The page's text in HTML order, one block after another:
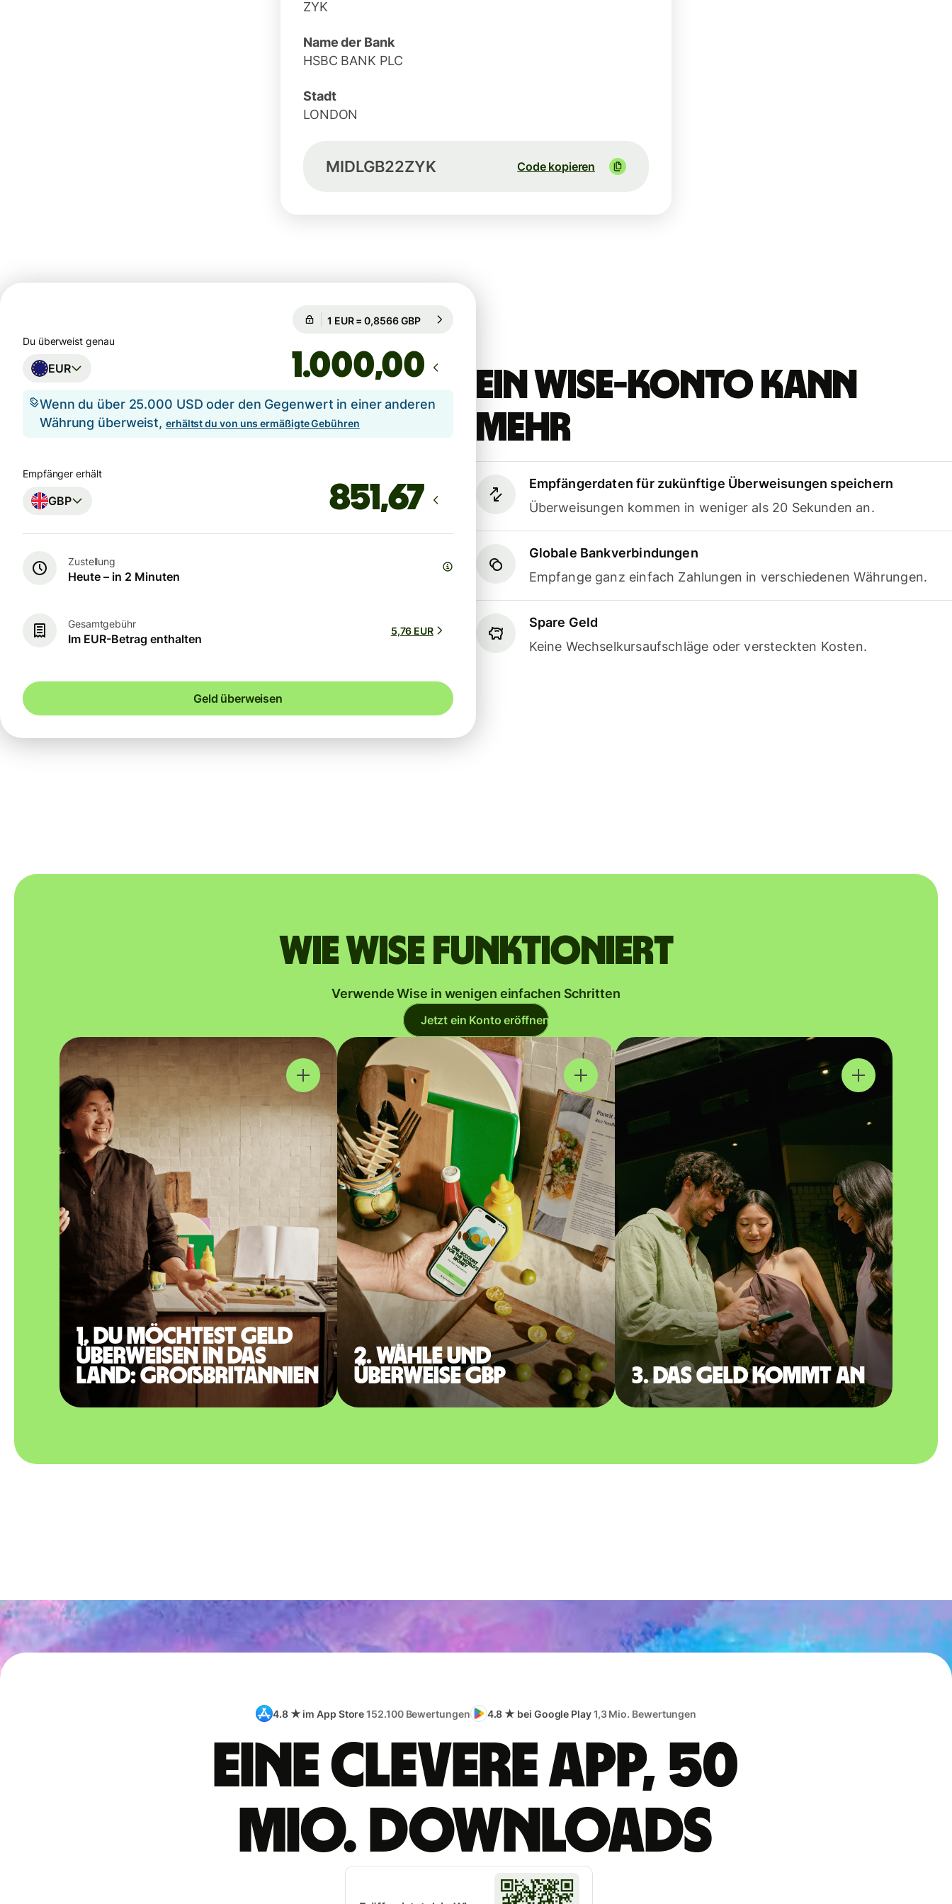
ZYK
Name der Bank
HSBC BANK PLC
Stadt
LONDON
MIDLGB22ZYK Code kopieren
Ein Wise-Konto kann
mehr
Empfängerdaten für zukünftige Überweisungen speichern
Überweisungen kommen in weniger als 20 Sekunden an.
Globale Bankverbindungen
Empfange ganz einfach Zahlungen in verschiedenen Währungen.
Spare Geld
Keine Wechselkursaufschläge oder versteckten Kosten.
Garantiert für 68 Std.
Du überweist genau
EUR ,00
Wenn du über 25.000 USD oder den Gegenwert in einer anderen
Währung überweist, erhältst du von uns ermäßigte Gebühren
Empfänger erhält
GBP
Zustellung
Heute – in 2 Minuten
Gesamtgebühr
Im EUR-Betrag enthalten
5,76 EUR
Geld überweisen
Wie Wise funktioniert
Verwende Wise in wenigen einfachen Schritten
Jetzt ein Konto eröffnen
1. Du möchtest Geld
überweisen in das
Land: Großbritannien
2. Wähle und
überweise GBP
3. Das Geld kommt an
4.8 ★ im App Store152.100 Bewertungen 4.8 ★ bei Google Play1,3 Mio. Bewertungen
Eine clevere App, 50
Mio. Downloads